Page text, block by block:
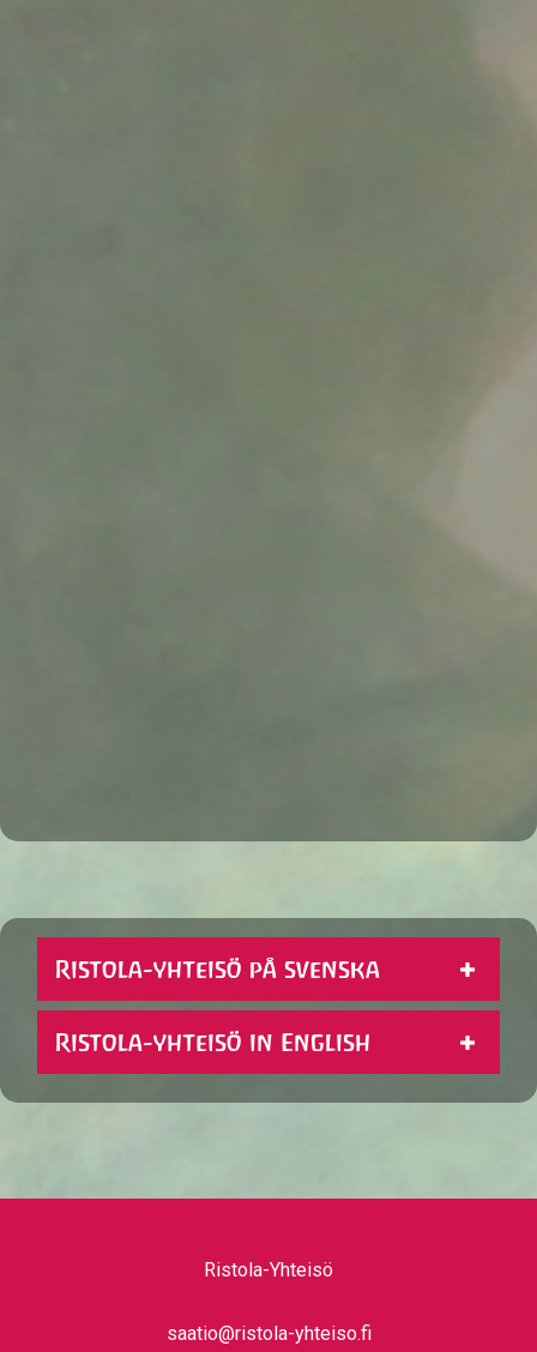
Ristola-yhteisö på svenska
Ristola-yhteisö in English
Ristola-Yhteisö
saatio@ristola-yhteiso.fi